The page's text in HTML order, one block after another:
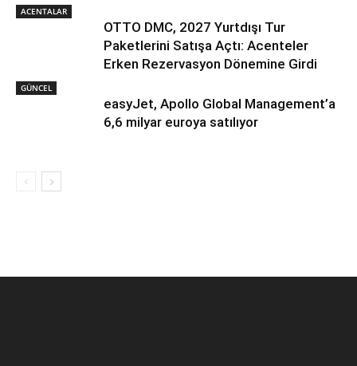
ACENTALAR
OTTO DMC, 2027 Yurtdışı Tur
Paketlerini Satışa Açtı: Acenteler
Erken Rezervasyon Dönemine Girdi
GÜNCEL
easyJet, Apollo Global Management’a
6,6 milyar euroya satılıyor